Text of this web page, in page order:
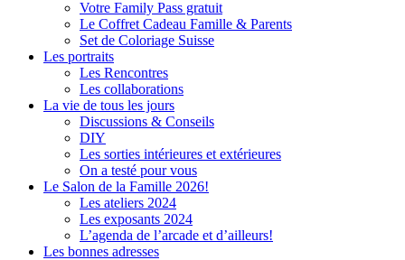
Votre Family Pass gratuit
Le Coffret Cadeau Famille & Parents
Set de Coloriage Suisse
Les portraits
Les Rencontres
Les collaborations
La vie de tous les jours
Discussions & Conseils
DIY
Les sorties intérieures et extérieures
On a testé pour vous
Le Salon de la Famille 2026!
Les ateliers 2024
Les exposants 2024
L’agenda de l’arcade et d’ailleurs!
Les bonnes adresses